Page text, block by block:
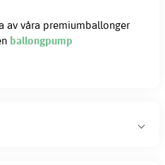
av våra premiumballonger
ballongpump